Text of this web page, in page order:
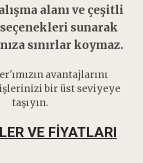
alanı ve çeşitli
sunarak
sınırlar koymaz.
avantajlarını
bir üst seviyeye
taşıyın.
VE FİYATLARI